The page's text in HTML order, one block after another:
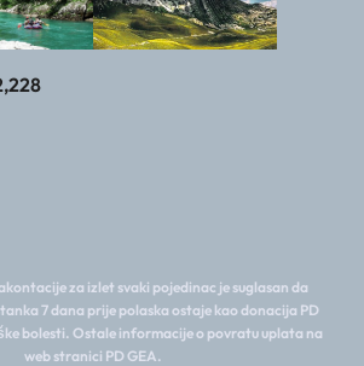
za izlet svaki pojedinac je suglasan da
7 dana prije polaska ostaje kao donacija PD
bolesti. Ostale informacije o povratu uplata na
web stranici PD GEA.